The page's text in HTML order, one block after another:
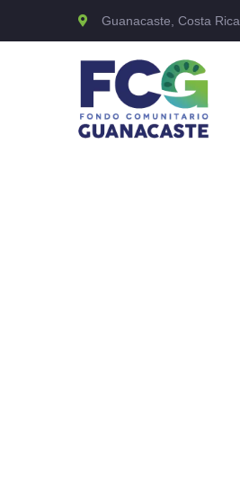
Guanacaste, Costa Rica